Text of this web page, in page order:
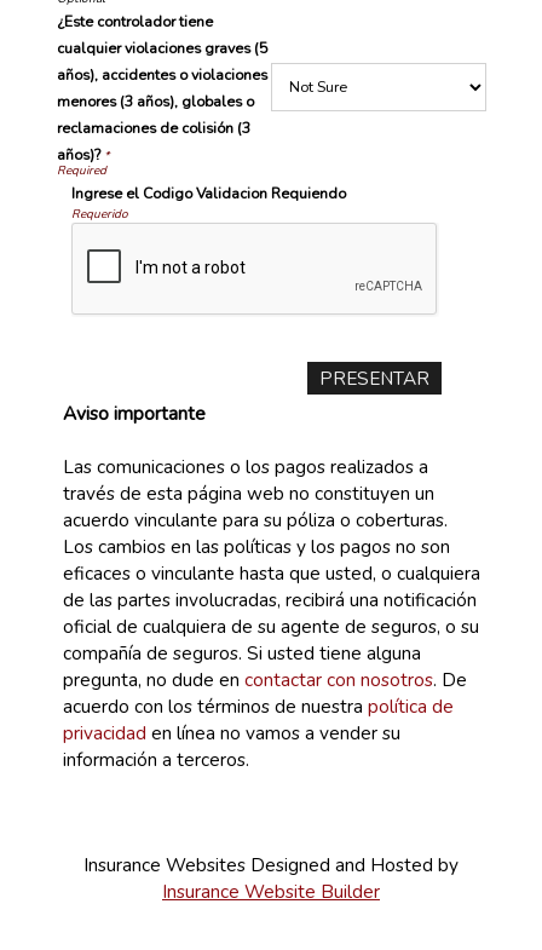
¿Este controlador tiene
cualquier violaciones graves (5
años), accidentes o violaciones
menores (3 años), globales o
reclamaciones de colisión (3
años)?*
Ingrese el Codigo Validacion Requiendo
Requerido
Aviso importante
Las comunicaciones o los pagos realizados a
través de esta página web no constituyen un
acuerdo vinculante para su póliza o coberturas.
Los cambios en las políticas y los pagos no son
eficaces o vinculante hasta que usted, o cualquiera
de las partes involucradas, recibirá una notificación
oficial de cualquiera de su agente de seguros, o su
compañía de seguros. Si usted tiene alguna
pregunta, no dude en contactar con nosotros. De
acuerdo con los términos de nuestra política de
privacidad en línea no vamos a vender su
información a terceros.
Insurance Websites Designed and Hosted by
Insurance Website Builder